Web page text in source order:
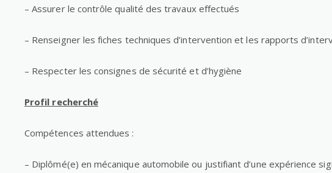
– Assurer le contrôle qualité des travaux effectués
– Renseigner les fiches techniques d’intervention et les rapports
– Respecter les consignes de sécurité et d’hygiène
Profil recherché
Compétences attendues :
– Diplômé(e) en mécanique automobile ou justifiant d’une expérience